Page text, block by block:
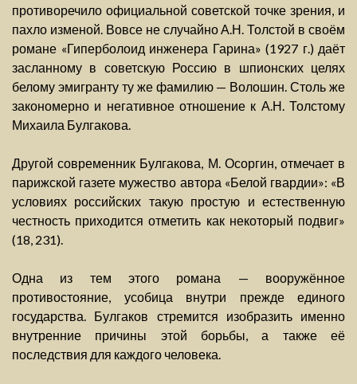
противоречило официальной советской точке зрения, и
пахло изменой. Вовсе не случайно А.Н. Толстой в своём
романе «Гиперболоид инженера Гарина» (1927 г.) даёт
засланному в советскую Россию в шпионских целях
белому эмигранту ту же фамилию — Волошин. Столь же
закономерно и негативное отношение к А.Н. Толстому
Михаила Булгакова.
Другой современник Булгакова, М. Осоргин, отмечает в
парижской газете мужество автора «Белой гвардии»: «В
условиях российских такую простую и естественную
честность приходится отметить как некоторый подвиг»
(18, 231).
Одна из тем этого романа — вооружённое
противостояние, усобица внутри прежде единого
государства. Булгаков стремится изобразить именно
внутренние причины этой борьбы, а также её
последствия для каждого человека.